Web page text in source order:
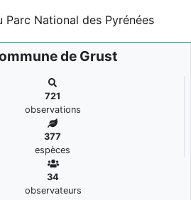
Parc National des Pyrénées
de Grust
721
observations
377
espèces
34
observateurs